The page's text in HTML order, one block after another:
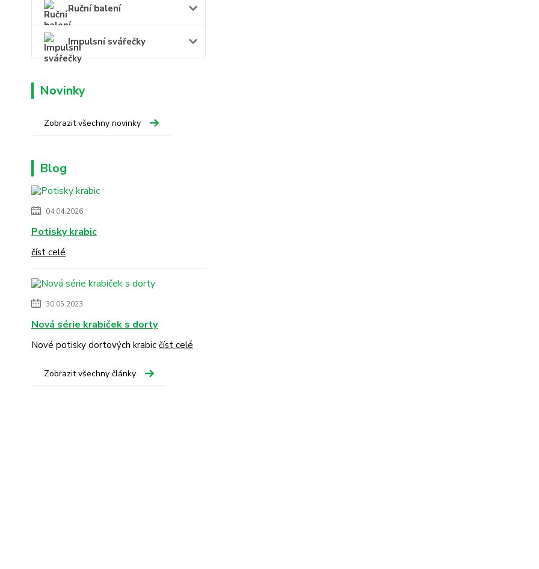
Ruční balení
Impulsní svářečky
Novinky
Zobrazit všechny novinky
Blog
04.04.2026
Potisky krabic
číst celé
30.05.2023
Nová série krabiček s dorty
Nové potisky dortových krabic číst celé
Zobrazit všechny články